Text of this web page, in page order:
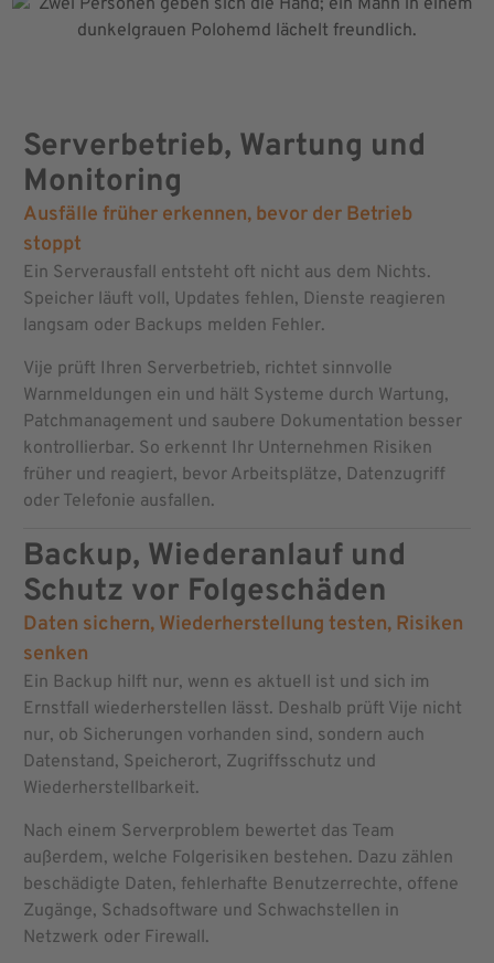
Serverbetrieb, Wartung und
Monitoring
Ausfälle früher erkennen, bevor der Betrieb
stoppt
Ein Serverausfall entsteht oft nicht aus dem Nichts.
Speicher läuft voll, Updates fehlen, Dienste reagieren
langsam oder Backups melden Fehler.
Vije prüft Ihren Serverbetrieb, richtet sinnvolle
Warnmeldungen ein und hält Systeme durch Wartung,
Patchmanagement und saubere Dokumentation besser
kontrollierbar. So erkennt Ihr Unternehmen Risiken
früher und reagiert, bevor Arbeitsplätze, Datenzugriff
oder Telefonie ausfallen.
Backup, Wiederanlauf und
Schutz vor Folgeschäden
Daten sichern, Wiederherstellung testen, Risiken
senken
Ein Backup hilft nur, wenn es aktuell ist und sich im
Ernstfall wiederherstellen lässt. Deshalb prüft Vije nicht
nur, ob Sicherungen vorhanden sind, sondern auch
Datenstand, Speicherort, Zugriffsschutz und
Wiederherstellbarkeit.
Nach einem Serverproblem bewertet das Team
außerdem, welche Folgerisiken bestehen. Dazu zählen
beschädigte Daten, fehlerhafte Benutzerrechte, offene
Zugänge, Schadsoftware und Schwachstellen in
Netzwerk oder Firewall.